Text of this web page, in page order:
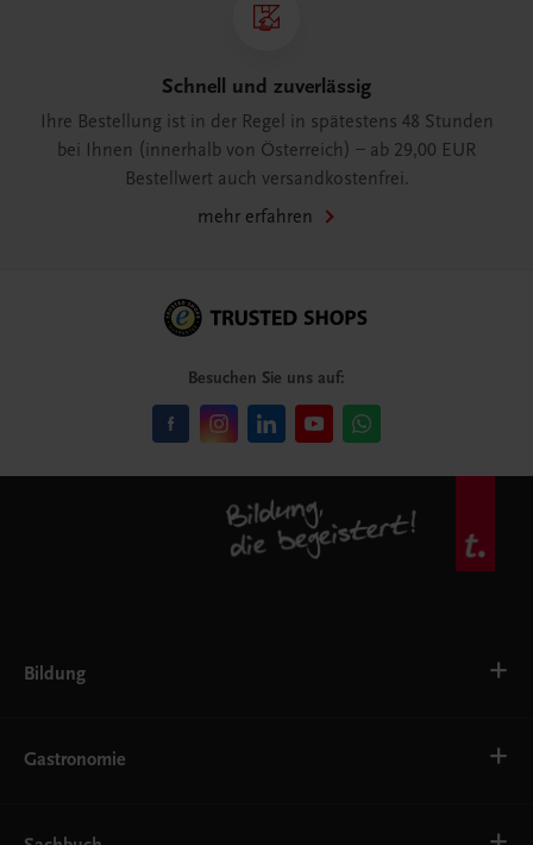
Schnell und zuverlässig
Ihre Bestellung ist in der Regel in spätestens 48 Stunden
bei Ihnen (innerhalb von Österreich) – ab 29,00 EUR
Bestellwert auch versandkostenfrei.
mehr erfahren
Besuchen Sie uns auf:
Bildung
AHS
EWF/ZWF
Gastronomie